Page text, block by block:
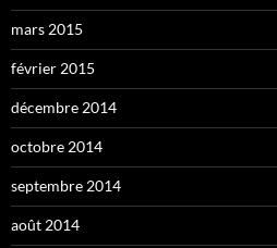
mars 2015
février 2015
décembre 2014
octobre 2014
septembre 2014
août 2014